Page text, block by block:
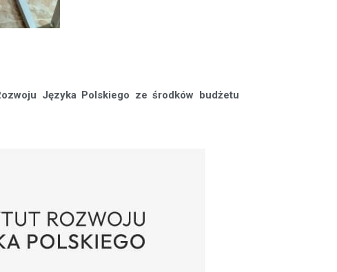
Języka Polskiego ze środków budżetu